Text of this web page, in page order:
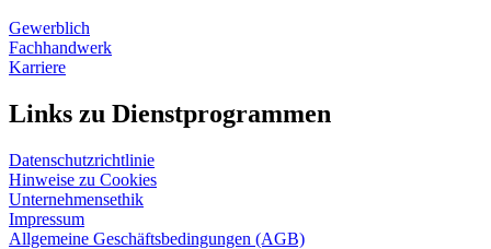
Gewerblich
Fachhandwerk
Karriere
Links zu Dienstprogrammen
Datenschutzrichtlinie
Hinweise zu Cookies
Unternehmensethik
Impressum
Allgemeine Geschäftsbedingungen (AGB)